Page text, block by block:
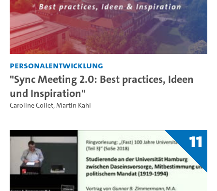
Personalentwicklung
"Sync Meeting 2.0: Best practices, Ideen
und Inspiration"
Caroline Collet,Martin Kahl
11